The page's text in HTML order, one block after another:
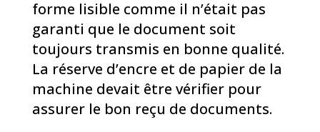
forme lisible comme il n’était pas
garanti que le document soit
toujours transmis en bonne qualité.
La réserve d’encre et de papier de la
machine devait être vérifier pour
assurer le bon reçu de documents.